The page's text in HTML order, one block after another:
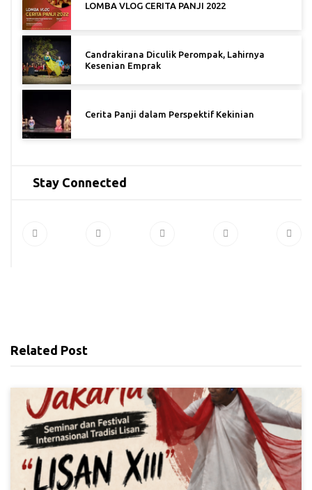
LOMBA VLOG CERITA PANJI 2022
Candrakirana Diculik Perompak, Lahirnya
Kesenian Emprak
Cerita Panji dalam Perspektif Kekinian
Stay Connected
Related Post